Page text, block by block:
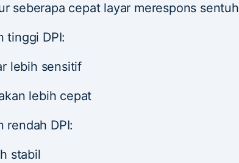
seberapa cepat layar merespons
tinggi DPI:
lebih sensitif
lebih cepat
rendah DPI:
stabil